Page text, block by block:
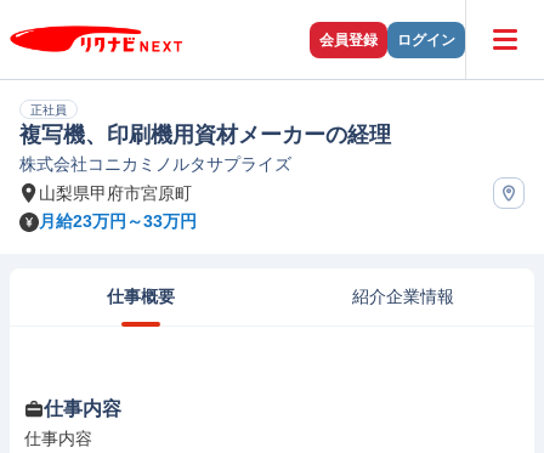
会員登録 ログイン
正社員
複写機、印刷機用資材メーカーの経理
株式会社コニカミノルタサプライズ
山梨県甲府市宮原町
月給23万円～33万円
仕事概要 紹介企業情報
仕事内容
仕事内容